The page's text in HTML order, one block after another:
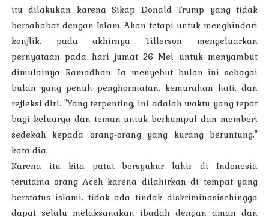
itu dilakukan karena Sikap Donald Trump yang tidak
bersahabat dengan Islam. Akan tetapi untuk menghindari
konflik, pada akhirnya Tillerson mengeluarkan
pernyataan pada hari jumat 26 Mei untuk menyambut
dimulainya Ramadhan. Ia menyebut bulan ini sebagai
bulan yang penuh penghormatan, kemurahan hati, dan
refleksi diri. "Yang terpenting, ini adalah waktu yang tepat
bagi keluarga dan teman untuk berkumpul dan memberi
sedekah kepada orang-orang yang kurang beruntung,"
kata dia.
Karena itu kita patut bersyukur lahir di Indonesia
terutama orang Aceh karena dilahirkan di tempat yang
berstatus islami, tidak ada tindak diskriminasisehingga
dapat selalu melaksanakan ibadah dengan aman dan